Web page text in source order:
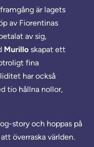
är lagets
av Fiorentinas
av sig,
Murillo skapat ett
fina
har också
tio hållna nollor,
story och hoppas på
överraska världen.